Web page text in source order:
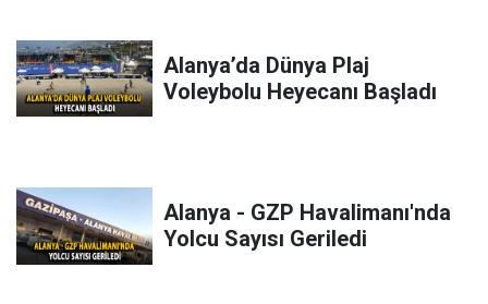
Alanya’da Dünya Plaj
Voleybolu Heyecanı Başladı
Alanya - GZP Havalimanı'nda
Yolcu Sayısı Geriledi